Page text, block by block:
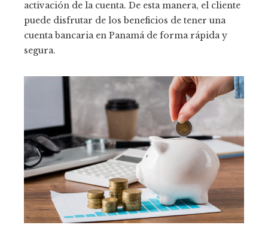
activación de la cuenta. De esta manera, el cliente
puede disfrutar de los beneficios de tener una
cuenta bancaria en Panamá de forma rápida y
segura.